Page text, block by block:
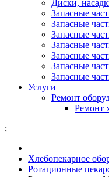
Диски,
Запасные
Запасные
Запасные
Запасные
Запасные
Запасные
Запасные
Услуги
Ремонт
Ремонт
;
Хлебопекарное
Ротационные